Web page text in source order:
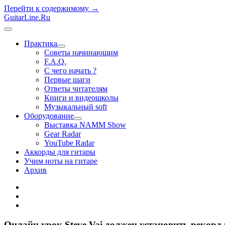
Перейти к содержимому →
GuitarLine.Ru
открыть
Практика
открыть
меню
Советы начинающим
F.A.Q.
С чего начать ?
Первые шаги
Ответы читателям
Книги и видеошколы
Музыкальный soft
Оборудование
открыть
меню
Выставка NAMM Show
Gear Radar
YouTube Radar
Аккорды для гитары
Учим ноты на гитаре
Архив